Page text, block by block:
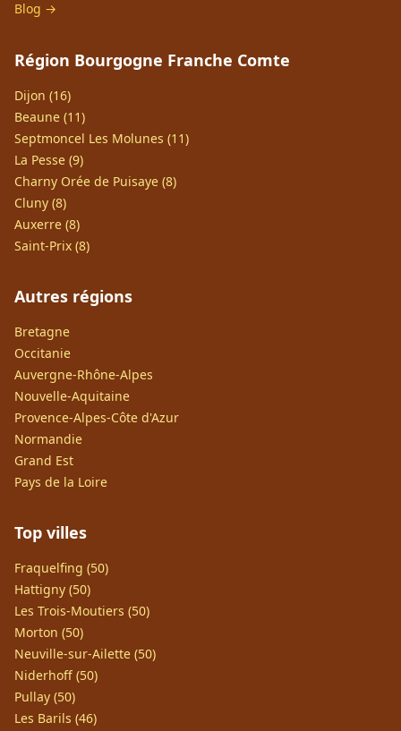
Blog →
Région Bourgogne Franche Comte
Dijon (16)
Beaune (11)
Septmoncel Les Molunes (11)
La Pesse (9)
Charny Orée de Puisaye (8)
Cluny (8)
Auxerre (8)
Saint-Prix (8)
Autres régions
Bretagne
Occitanie
Auvergne-Rhône-Alpes
Nouvelle-Aquitaine
Provence-Alpes-Côte d'Azur
Normandie
Grand Est
Pays de la Loire
Top villes
Fraquelfing (50)
Hattigny (50)
Les Trois-Moutiers (50)
Morton (50)
Neuville-sur-Ailette (50)
Niderhoff (50)
Pullay (50)
Les Barils (46)